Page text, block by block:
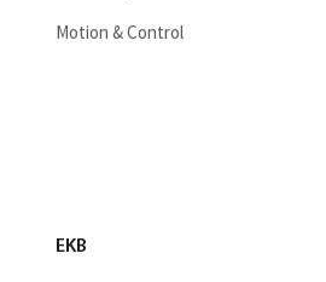
Motion & Control
EKB